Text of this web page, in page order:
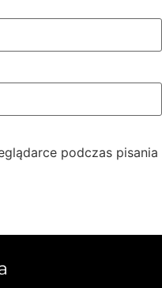
podczas pisania